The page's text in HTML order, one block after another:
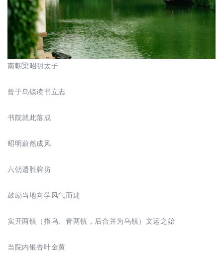
南朝梁昭明太子
曾于乌镇读书立志
书院就此落成
昭明蔚然成风
六朝遗胜牌坊
鼓励当地向学风气而建
实开两镇（指乌、青两镇，后合并为乌镇）文运之始
当院内银杏叶金黄